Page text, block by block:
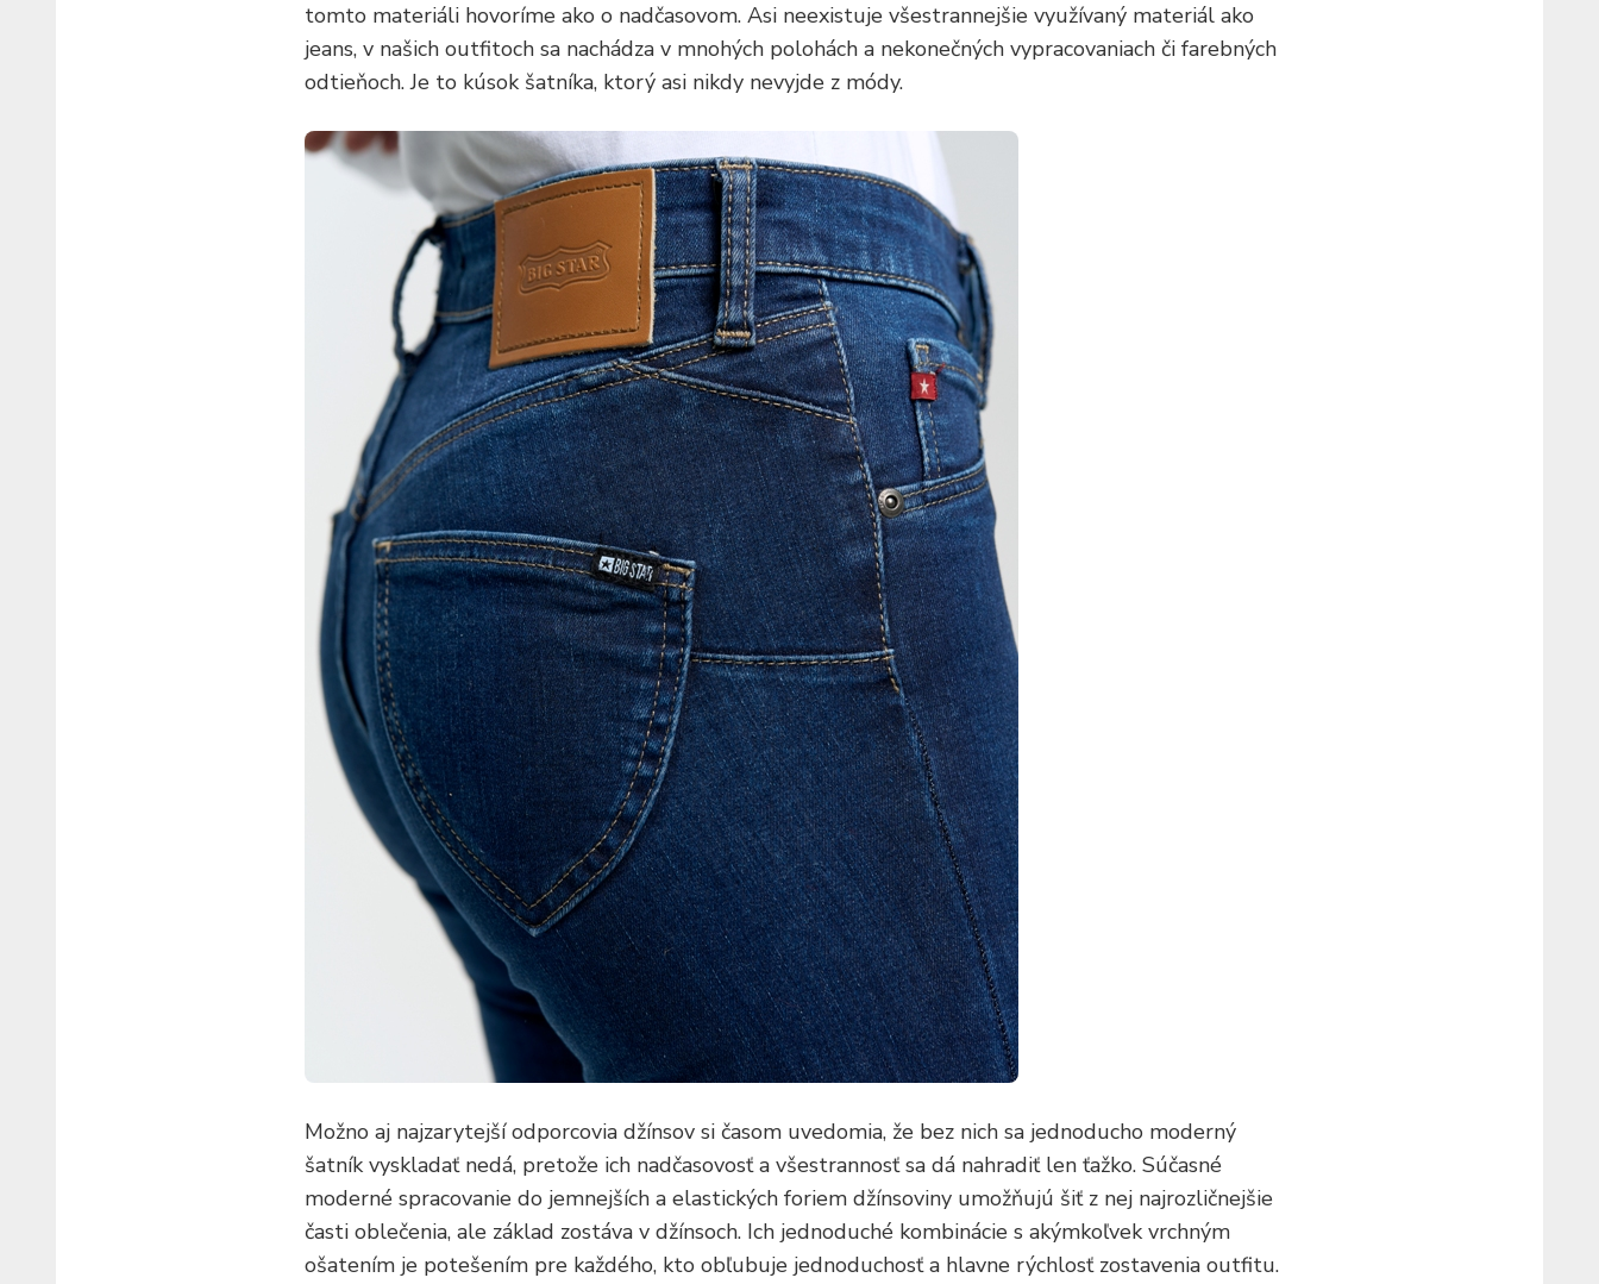
tomto materiáli hovoríme ako o nadčasovom. Asi neexistuje všestrannejšie využívaný materiál ako
jeans, v našich outfitoch sa nachádza v mnohých polohách a nekonečných vypracovaniach či farebných
odtieňoch. Je to kúsok šatníka, ktorý asi nikdy nevyjde z módy.
Možno aj najzarytejší odporcovia džínsov si časom uvedomia, že bez nich sa jednoducho moderný
šatník vyskladať nedá, pretože ich nadčasovosť a všestrannosť sa dá nahradiť len ťažko. Súčasné
moderné spracovanie do jemnejších a elastických foriem džínsoviny umožňujú šiť z nej najrozličnejšie
časti oblečenia, ale základ zostáva v džínsoch. Ich jednoduché kombinácie s akýmkoľvek vrchným
ošatením je potešením pre každého, kto obľubuje jednoduchosť a hlavne rýchlosť zostavenia outfitu.